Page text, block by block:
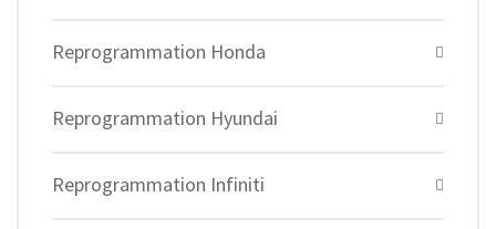
Reprogrammation Honda
Reprogrammation Hyundai
Reprogrammation Infiniti